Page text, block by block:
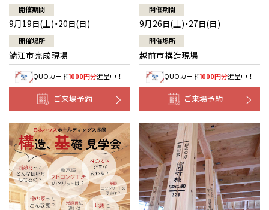
開催期間
9月19日(土)・20日(日)
開催場所
鯖江市完成現場
QUOカード1000円分進呈中！
ご来場予約
開催期間
9月26日(土)・27日(日)
開催場所
越前市構造現場
QUOカード1000円分進呈中！
ご来場予約